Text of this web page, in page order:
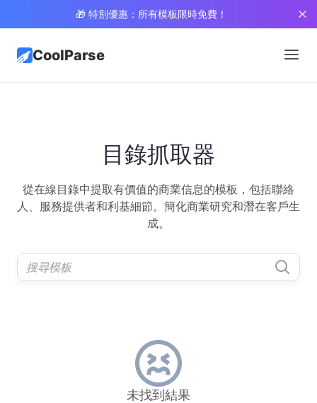
🎁 特別優惠：所有模板限時免費！
CoolParse
目錄抓取器
從在線目錄中提取有價值的商業信息的模板，包括聯絡
人、服務提供者和利基細節。簡化商業研究和潛在客戶生
成。
未找到結果